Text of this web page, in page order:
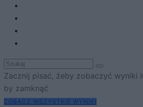
Zacznij pisać, żeby zobaczyć wyniki
by zamknąć
ZOBACZ WSZYSTKIE WYNIKI